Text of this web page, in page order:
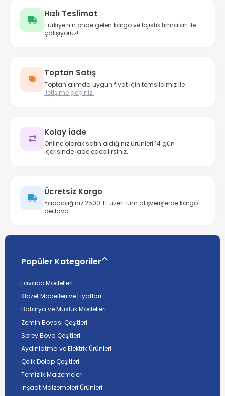
Hızlı Teslimat
Türkiye'nin önde gelen kargo ve lojistik firmaları ile
çalışıyoruz!
Toptan Satış
Toptan alımda uygun fiyat için temsilcimiz ile
iletişime geçiniz.
Kolay İade
Online olarak satın aldığınız ürünleri 14 gün
içerisinde iade edebilirsiniz.
Ücretsiz Kargo
Yapacağınız 2500 TL üzeri tüm alışverişlerde kargo
bedava.
Popüler Kategoriler
Lavabo Modelleri
Klozet Modelleri ve Fiyatları
Batarya ve Musluk Modelleri
Zemin Boyası Çeşitleri
Sprey Boya Çeşitleri
Aydınlatma ve Elektrik Ürünleri
Çelik Dolap Çeşitleri
Temizlik Malzemeleri
İnşaat Malzemeleri Ürünleri